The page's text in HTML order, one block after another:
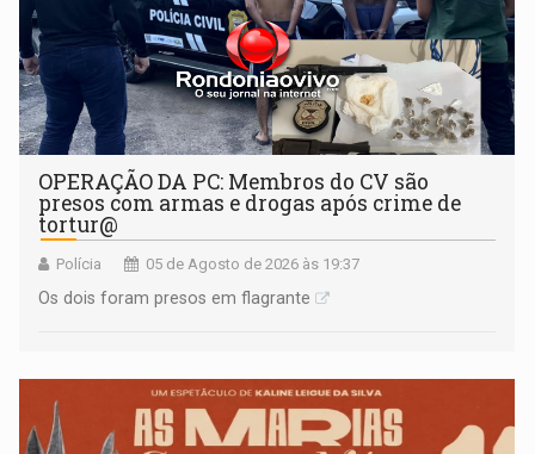
OPERAÇÃO DA PC: Membros do CV são
presos com armas e drogas após crime de
tortur@
Polícia 05 de Agosto de 2026 às 19:37
Os dois foram presos em flagrante